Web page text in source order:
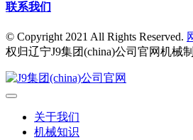
联系我们
© Copyright 2021 All Rights Reserved.
权归辽宁J9集团(china)公司官网机械
关于我们
机械知识